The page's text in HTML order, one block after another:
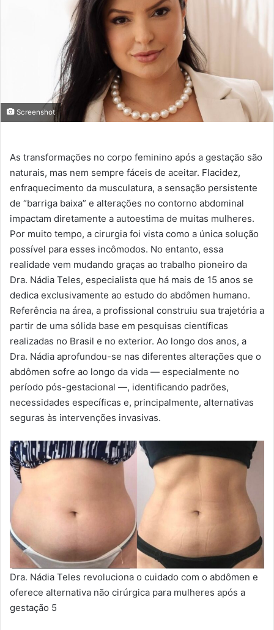
Screenshot
As transformações no corpo feminino após a gestação são
naturais, mas nem sempre fáceis de aceitar. Flacidez,
enfraquecimento da musculatura, a sensação persistente
de “barriga baixa” e alterações no contorno abdominal
impactam diretamente a autoestima de muitas mulheres.
Por muito tempo, a cirurgia foi vista como a única solução
possível para esses incômodos. No entanto, essa
realidade vem mudando graças ao trabalho pioneiro da
Dra. Nádia Teles, especialista que há mais de 15 anos se
dedica exclusivamente ao estudo do abdômen humano.
Referência na área, a profissional construiu sua trajetória a
partir de uma sólida base em pesquisas científicas
realizadas no Brasil e no exterior. Ao longo dos anos, a
Dra. Nádia aprofundou-se nas diferentes alterações que o
abdômen sofre ao longo da vida — especialmente no
período pós-gestacional —, identificando padrões,
necessidades específicas e, principalmente, alternativas
seguras às intervenções invasivas.
Dra. Nádia Teles revoluciona o cuidado com o abdômen e
oferece alternativa não cirúrgica para mulheres após a
gestação 5